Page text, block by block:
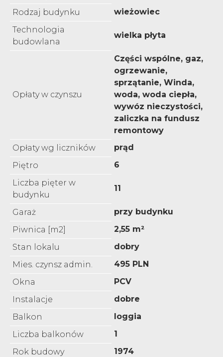
Rodzaj budynku
wieżowiec
Technologia
budowlana
wielka płyta
Opłaty w czynszu
Części wspólne, gaz,
ogrzewanie,
sprzątanie, Winda,
woda, woda ciepła,
wywóz nieczystości,
zaliczka na fundusz
remontowy
Opłaty wg liczników
prąd
Piętro
6
Liczba pięter w
budynku
11
Garaż
przy budynku
Piwnica [m2]
2,55 m²
Stan lokalu
dobry
Mies. czynsz admin.
495 PLN
Okna
PCV
Instalacje
dobre
Balkon
loggia
Liczba balkonów
1
Rok budowy
1974